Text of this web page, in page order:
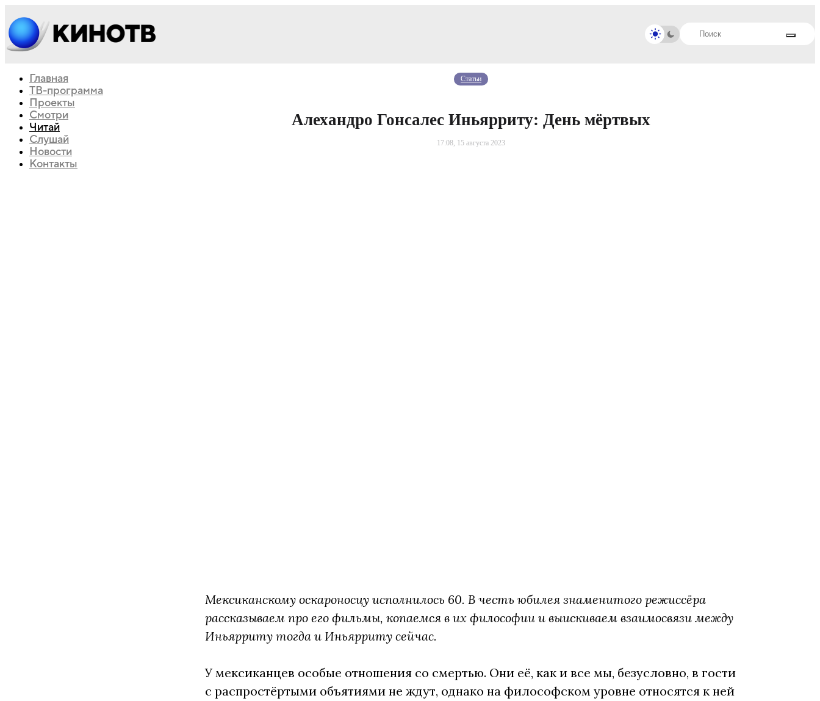
Главная
ТВ-программа
Проекты
Смотри
Читай
Слушай
Новости
Контакты
Статьи
Алехандро Гонсалес Иньярриту: День мёртвых
17:08, 15 августа 2023
Мексиканскому оскароносцу исполнилось 60. В честь юбилея знаменитого режиссёра
рассказываем про его фильмы, копаемся в их философии и выискиваем взаимосвязи между
Иньярриту тогда и Иньярриту сейчас.
У мексиканцев особые отношения со смертью. Они её, как и все мы, безусловно, в гости
с распростёртыми объятиями не ждут, однако на философском уровне относятся к ней